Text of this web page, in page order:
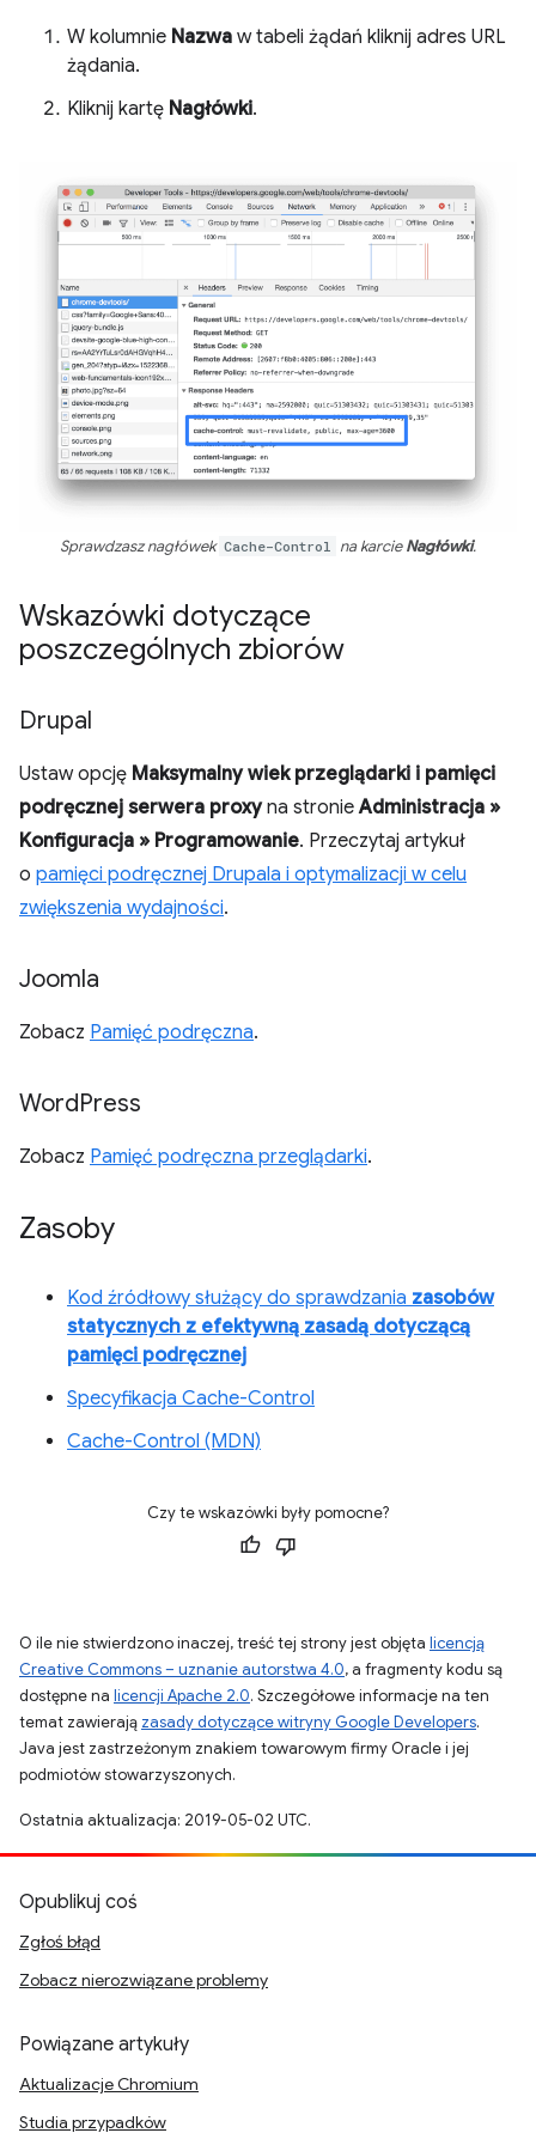
W kolumnie Nazwa w tabeli żądań kliknij adres URL
żądania.
Kliknij kartę Nagłówki.
Sprawdzasz nagłówek Cache-Control na karcieNagłówki.
Wskazówki dotyczące
poszczególnych zbiorów
Drupal
Ustaw opcję Maksymalny wiek przeglądarki i pamięci
podręcznej serwera proxyna stronieAdministracja »
Konfiguracja » Programowanie. Przeczytaj artykuł
o pamięci podręcznej Drupala i optymalizacji w celu
zwiększenia wydajności.
Joomla
Zobacz Pamięć podręczna.
WordPress
Zobacz Pamięć podręczna przeglądarki.
Zasoby
Kod źródłowy służący do sprawdzania zasobów
statycznych z efektywną zasadą dotyczącą
pamięci podręcznej
Specyfikacja Cache-Control
Cache-Control (MDN)
Czy te wskazówki były pomocne?
O ile nie stwierdzono inaczej, treść tej strony jest objęta licencją
Creative Commons – uznanie autorstwa 4.0, a fragmenty kodu są
dostępne na licencji Apache 2.0. Szczegółowe informacje na ten
temat zawierają zasady dotyczące witryny Google Developers.
Java jest zastrzeżonym znakiem towarowym firmy Oracle i jej
podmiotów stowarzyszonych.
Ostatnia aktualizacja: 2019-05-02 UTC.
Opublikuj coś
Zgłoś błąd
Zobacz nierozwiązane problemy
Powiązane artykuły
Aktualizacje Chromium
Studia przypadków